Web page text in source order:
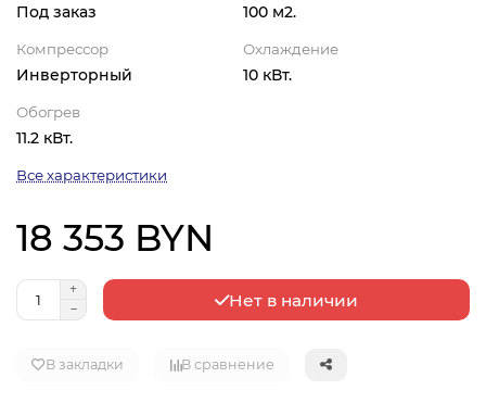
Под заказ 100 м2.
Компрессор
Инверторный
Охлаждение
10 кВт.
Обогрев
11.2 кВт.
Все характеристики
18 353 BYN
Нет в наличии
В закладки В сравнение